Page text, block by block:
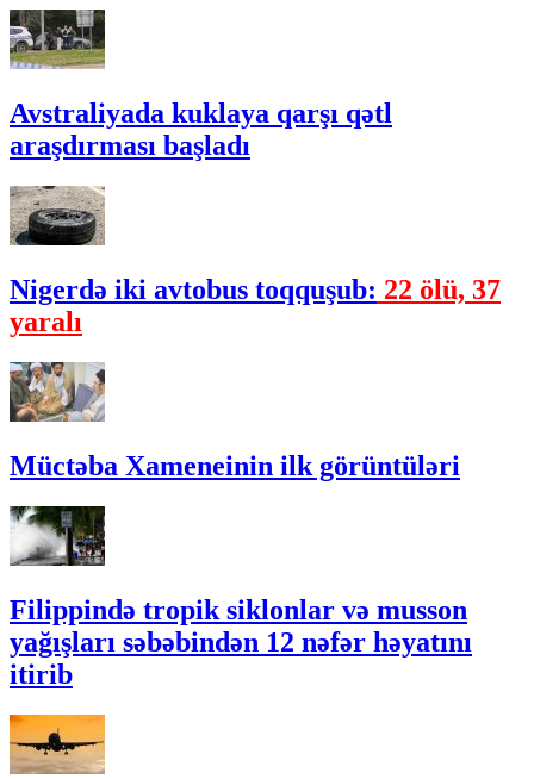
Avstraliyada kuklaya qarşı qətl
araşdırması başladı
Nigerdə ​​iki avtobus toqquşub: 22 ölü, 37
yaralı
Müctəba Xameneinin ilk görüntüləri
Filippində tropik siklonlar və musson
yağışları səbəbindən 12 nəfər həyatını
itirib